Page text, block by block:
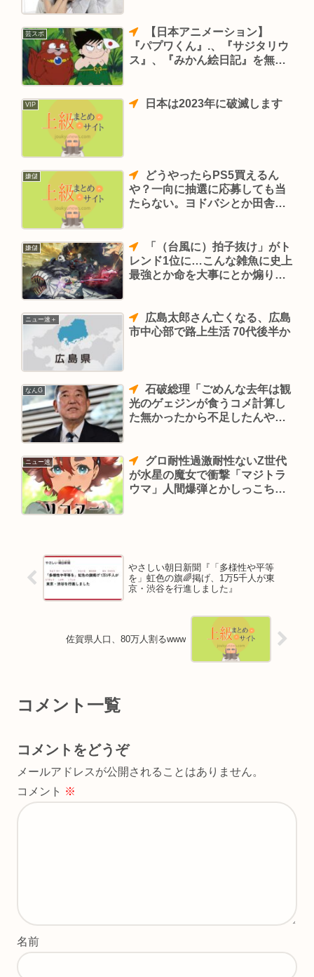
芸スポ
『パプワくん』.、『サジタリウ
ス』、『みかん絵日記』を無料
VIP 日本は2023年に破滅します
嫌儲
や？一向に抽選に応募しても当
たらない。ヨドバシとか田舎だ
嫌儲
レンド1位に…こんな雑魚に史上
最強とか命を大事にとか煽りま
ニュー速＋
市中心部で路上生活 70代後半か
なんG
石破総理「ごめんな去年は観
光のゲェジンが食うコメ計算し
た無かったから不足したんや
ニュー速
が水星の魔女で衝撃「マジトラ
ウマ」人間爆弾とかしっこちび
やさしい朝日新聞『「多様性や平等
を」虹色の旗🌈掲げ、1万5千人が東
京・渋谷を行進しました』
佐賀県人口、80万人割るwww
コメント一覧
コメントをどうぞ
メールアドレスが公開されることはありません。
コメント ※
名前